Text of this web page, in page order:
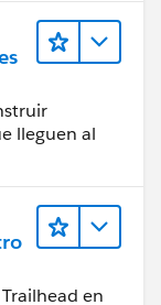
lleguen al
en